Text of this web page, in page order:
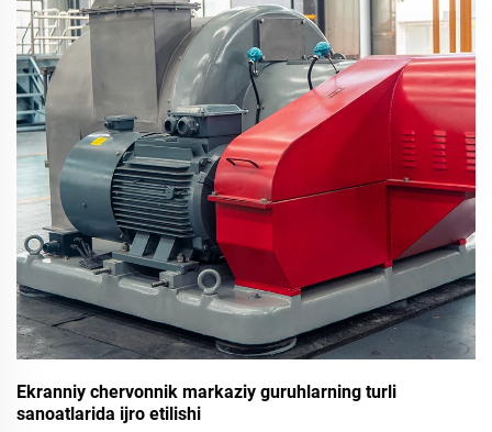
foydalaridan va muammolaridan xabardor bo‘ling.
Ekranniy chervonnik markaziy guruhlarning turli
sanoatlarida ijro etilishi